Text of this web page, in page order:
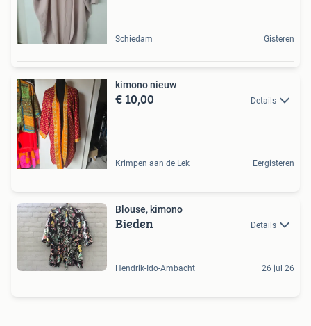
Schiedam Gisteren
kimono nieuw
€ 10,00 Details
Krimpen aan de Lek Eergisteren
Blouse, kimono
Bieden Details
Hendrik-Ido-Ambacht 26 jul 26